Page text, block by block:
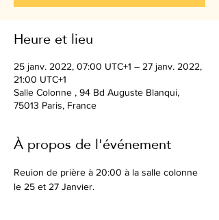
Heure et lieu
25 janv. 2022, 07:00 UTC+1 – 27 janv. 2022,
21:00 UTC+1
Salle Colonne , 94 Bd Auguste Blanqui,
75013 Paris, France
À propos de l'événement
Reuion de prière à 20:00 à la salle colonne
le 25 et 27 Janvier.